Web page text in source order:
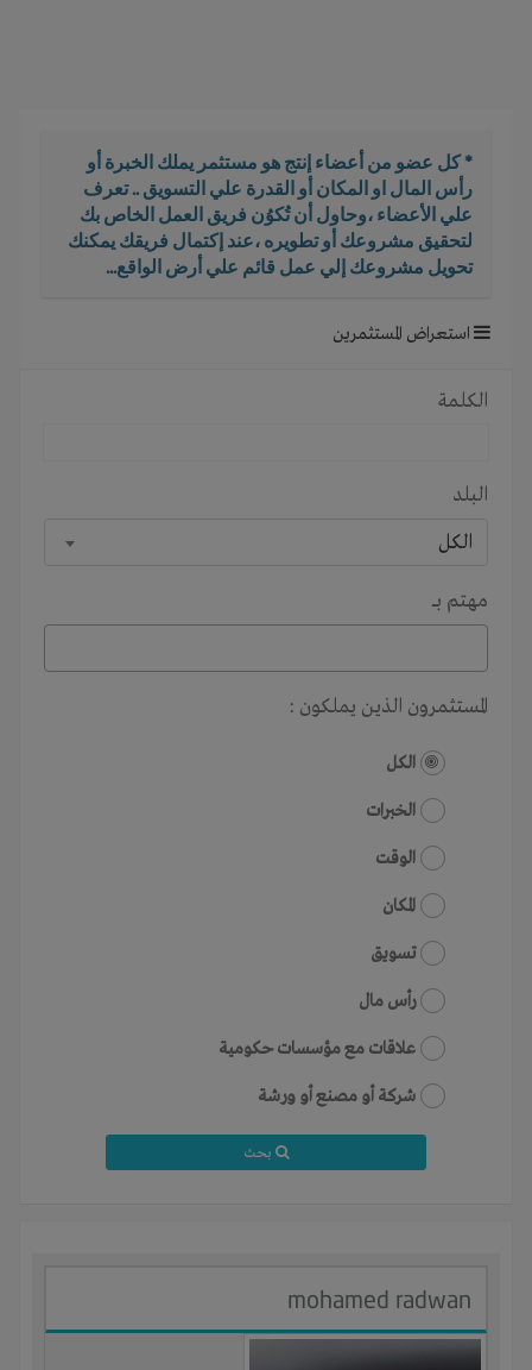
* كل عضو من أعضاء إنتج هو مستثمر يملك الخبرة أو
رأس المال او المكان أو القدرة علي التسويق .. تعرف
علي الأعضاء ،وحاول أن تُكوُن فريق العمل الخاص بك
لتحقيق مشروعك أو تطويره ،عند إكتمال فريقك يمكنك
تحويل مشروعك إلي عمل قائم علي أرض الواقع...
استعراض المستثمرين
الكلمة
البلد
الكل
مهتم بـــ
المستثمرون الذين يملكون :
الكل
الخبرات
الوقت
المكان
تسويق
رأس مال
علاقات مع مؤسسات حكومية
شركة أو مصنع أو ورشة
mohamed radwan